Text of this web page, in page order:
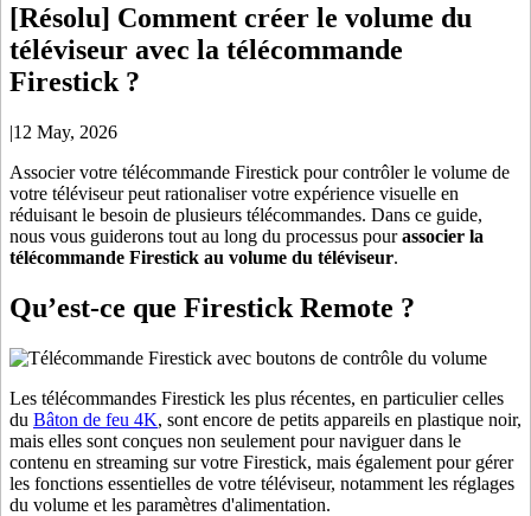
[Résolu] Comment créer le volume du
téléviseur avec la télécommande
Firestick ?
|12 May, 2026
Associer votre télécommande Firestick pour contrôler le volume de
votre téléviseur peut rationaliser votre expérience visuelle en
réduisant le besoin de plusieurs télécommandes. Dans ce guide,
nous vous guiderons tout au long du processus pourassocier la
télécommande Firestick au volume du téléviseur.
Qu’est-ce que Firestick Remote ?
Les télécommandes Firestick les plus récentes, en particulier celles
du Bâton de feu 4K, sont encore de petits appareils en plastique noir,
mais elles sont conçues non seulement pour naviguer dans le
contenu en streaming sur votre Firestick, mais également pour gérer
les fonctions essentielles de votre téléviseur, notamment les réglages
du volume et les paramètres d'alimentation.